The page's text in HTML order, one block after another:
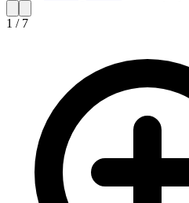
1 / 7